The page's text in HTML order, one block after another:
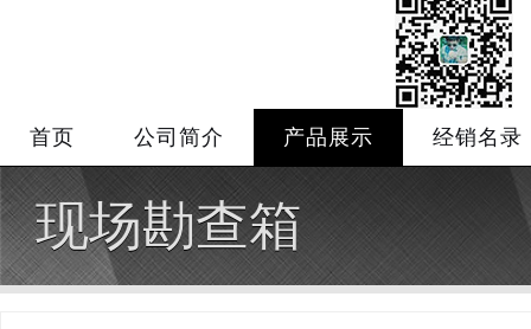
首页 公司简介 产品展示 经销名录
现场勘查箱